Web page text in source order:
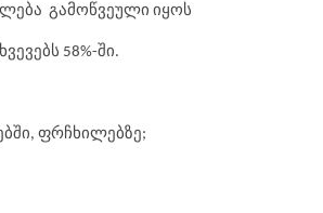
გამოწვეული იყოს
58%-ში.
ფრჩხილებზე;